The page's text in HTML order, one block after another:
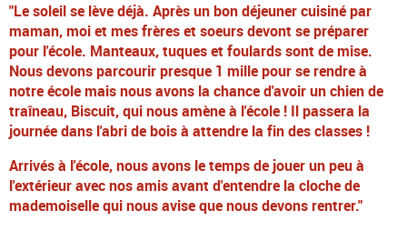
"Le soleil se lève déjà. Après un bon déjeuner cuisiné par
maman, moi et mes frères et soeurs devont se préparer
pour l'école. Manteaux, tuques et foulards sont de mise.
Nous devons parcourir presque 1 mille pour se rendre à
notre école mais nous avons la chance d'avoir un chien de
traîneau, Biscuit, qui nous amène à l'école ! Il passera la
journée dans l'abri de bois à attendre la fin des classes !
Arrivés à l'école, nous avons le temps de jouer un peu à
l'extérieur avec nos amis avant d'entendre la cloche de
mademoiselle qui nous avise que nous devons rentrer."